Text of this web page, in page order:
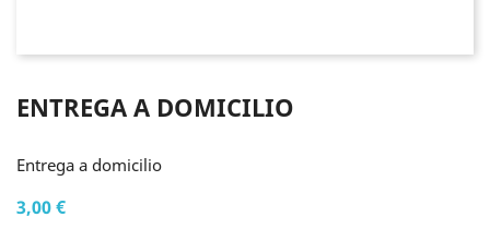
ENTREGA A DOMICILIO
Entrega a domicilio
3,00 €